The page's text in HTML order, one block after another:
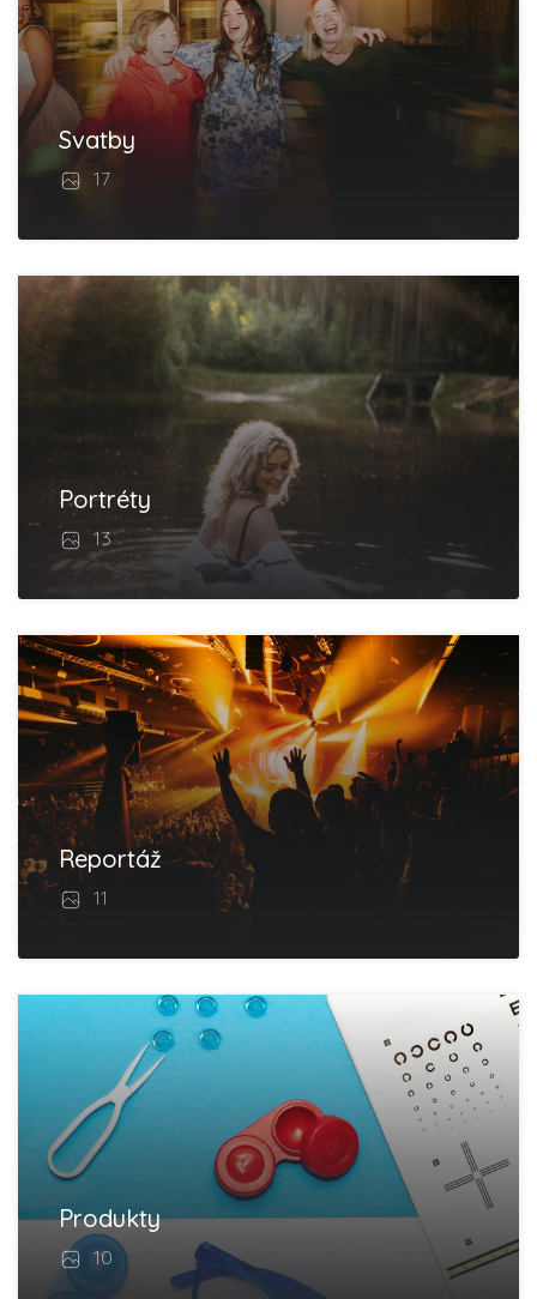
Svatby
17
Portréty
13
Reportáž
11
Produkty
10